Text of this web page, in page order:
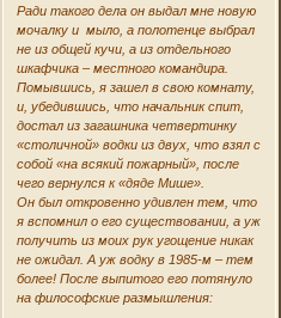
Ради такого дела он выдал мне новую
мочалку и мыло, а полотенце выбрал
не из общей кучи, а из отдельного
шкафчика – местного командира.
Помывшись, я зашел в свою комнату,
и, убедившись, что начальник спит,
достал из загашника четвертинку
«столичной» водки из двух, что взял с
собой «на всякий пожарный», после
чего вернулся к «дяде Мише».
Он был откровенно удивлен тем, что
я вспомнил о его существовании, а уж
получить из моих рук угощение никак
не ожидал. А уж водку в 1985-м – тем
более! После выпитого его потянуло
на философские размышления: